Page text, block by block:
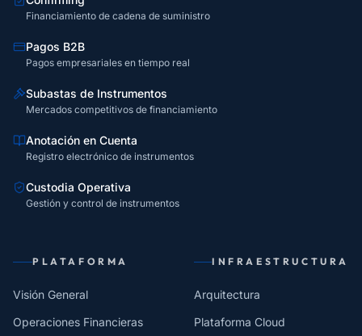
Financiamiento de cadena de suministro
Pagos B2B
Pagos empresariales en tiempo real
Subastas de Instrumentos
Mercados competitivos de financiamiento
Anotación en Cuenta
Registro electrónico de instrumentos
Custodia Operativa
Gestión y control de instrumentos
PLATAFORMA
Visión General
Operaciones Financieras
INFRAESTRUCTURA
Arquitectura
Plataforma Cloud